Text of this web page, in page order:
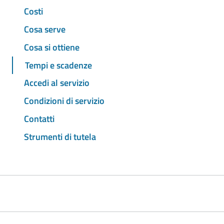
Costi
Cosa serve
Cosa si ottiene
Tempi e scadenze
Accedi al servizio
Condizioni di servizio
Contatti
Strumenti di tutela